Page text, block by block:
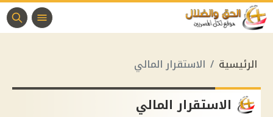
الرئيسية الاستقرار المالي
الاستقرار المالي